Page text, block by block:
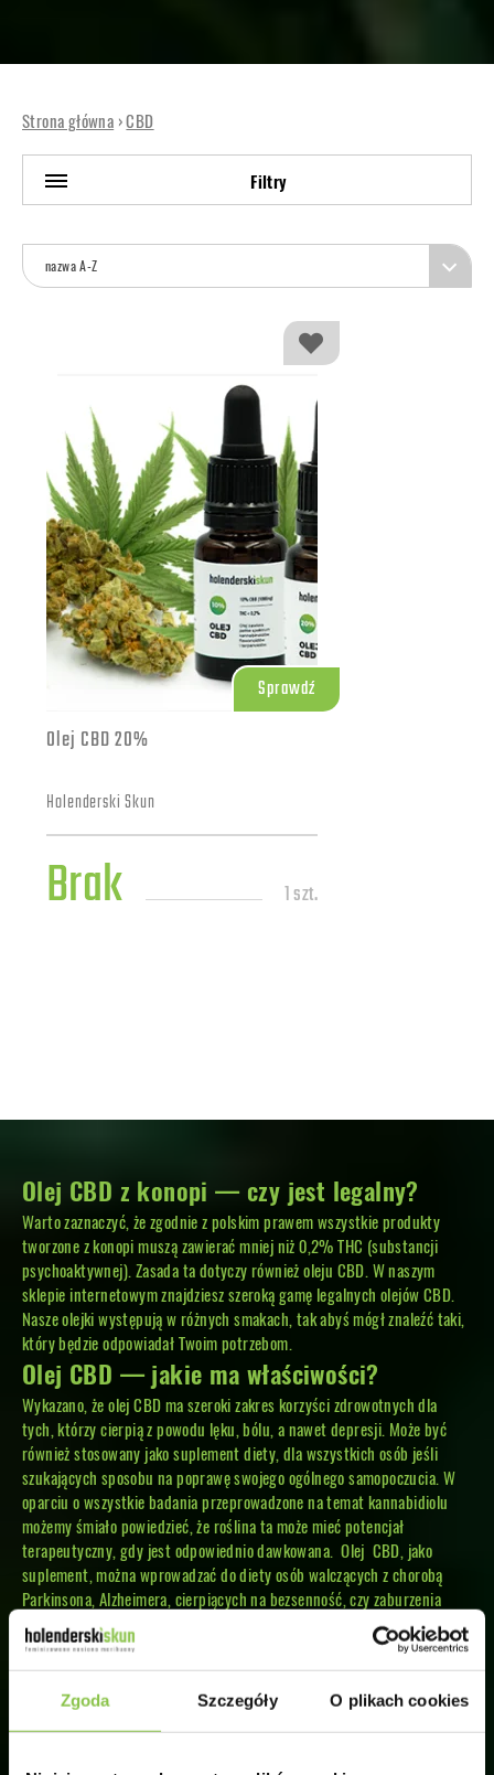
Zgoda Szczegóły O plikach cookies
Strona główna ›CBD
Filtry
nazwa A-Z
Sprawdź
Olej CBD 20%
Holenderski Skun
Brak 1 szt.
Olej CBD z konopi — czy jest legalny?
Warto zaznaczyć, że zgodnie z polskim prawem wszystkie produkty
tworzone z konopi muszą zawierać mniej niż 0,2% THC (substancji
psychoaktywnej). Zasada ta dotyczy również oleju CBD. W naszym
sklepie internetowym znajdziesz szeroką gamę legalnych olejów CBD.
Nasze olejki występują w różnych smakach, tak abyś mógł znaleźć taki,
który będzie odpowiadał Twoim potrzebom.
Olej CBD — jakie ma właściwości?
Wykazano, że olej CBD ma szeroki zakres korzyści zdrowotnych dla
tych, którzy cierpią z powodu lęku, bólu, a nawet depresji. Może być
również stosowany jako suplement diety, dla wszystkich osób jeśli
szukających sposobu na poprawę swojego ogólnego samopoczucia. W
oparciu o wszystkie badania przeprowadzone na temat kannabidiolu
możemy śmiało powiedzieć, że roślina ta może mieć potencjał
terapeutyczny, gdy jest odpowiednio dawkowana. Olej CBD, jako
suplement, można wprowadzać do diety osób walczących z chorobą
Parkinsona, Alzheimera, cierpiących na bezsenność, czy zaburzenia
lękowe. Udowodniono, że olej konopny z zawartością CBD ma
dobroczynne działanie na układ endokannabinoidowy, który stymuluje
i reguluje poszczególne procesy życiowe, zachodzące w naszym
organizmie.
Jak stosować olejki CBD ?